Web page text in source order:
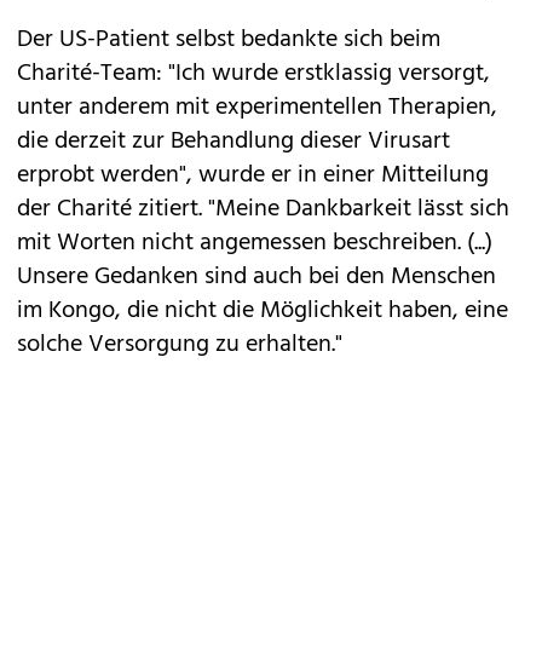
Der US-Patient selbst bedankte sich beim
Charité-Team: "Ich wurde erstklassig versorgt,
unter anderem mit experimentellen Therapien,
die derzeit zur Behandlung dieser Virusart
erprobt werden", wurde er in einer Mitteilung
der Charité zitiert. "Meine Dankbarkeit lässt sich
mit Worten nicht angemessen beschreiben. (...)
Unsere Gedanken sind auch bei den Menschen
im Kongo, die nicht die Möglichkeit haben, eine
solche Versorgung zu erhalten."